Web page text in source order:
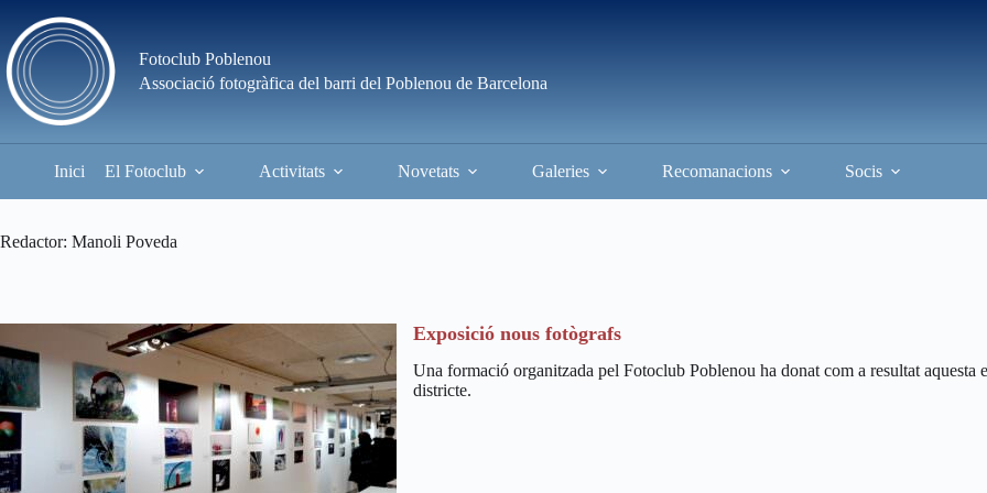
content
Fotoclub Poblenou
Associació fotogràfica del barri del Poblenou de Barcelona
Inici El Fotoclub Activitats Novetats Galeries Recomanacions Socis
Redactor Manoli Poveda
Exposició nous fotògrafs
Una formació organitzada pel Fotoclub Poblenou ha donat com a resultat aquesta
districte.